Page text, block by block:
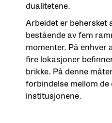
dualitetene.
Arbeidet er behersket
bestående av fem
momenter. På enhver
fire lokasjoner
brikke. På denne
forbindelse mellom de
institusjonene.